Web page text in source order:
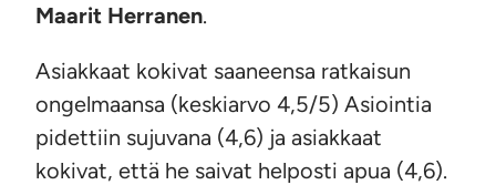
Maarit Herranen.
Asiakkaat kokivat saaneensa ratkaisun
ongelmaansa (keskiarvo 4,5/5) Asiointia
pidettiin sujuvana (4,6) ja asiakkaat
kokivat, että he saivat helposti apua (4,6).